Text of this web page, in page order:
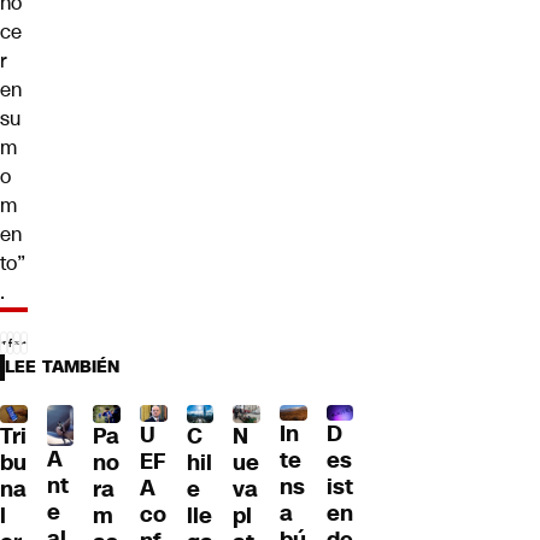
ce
r
en
su
m
o
m
en
to”
.
LEE TAMBIÉN
Tri
bu
na
l
A
nt
e
Pa
no
ra
m
U
EF
A
co
C
hil
e
lle
N
ue
va
pl
In
te
ns
a
D
es
ist
en